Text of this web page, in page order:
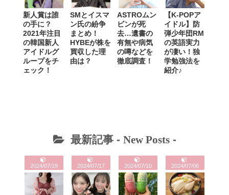
新人賞は誰
の手に？
2021年注目
の韓国新人
アイドルグ
ループをチ
ェック！
SMとイスマ
ン氏の紛争
まとめ！
HYBEが株を
買収した理
由は？
ASTROムン
ビンが死
去…遺書の
有無や病気
の噂などを
徹底調査！
【K-POPア
イドル】防
弾少年団RM
の英語実力
が凄い！独
学勉強法を
紹介♪
最新記事 - New Posts-
2024/07/19 2024/07/17 2024/07/10 2024/07/06